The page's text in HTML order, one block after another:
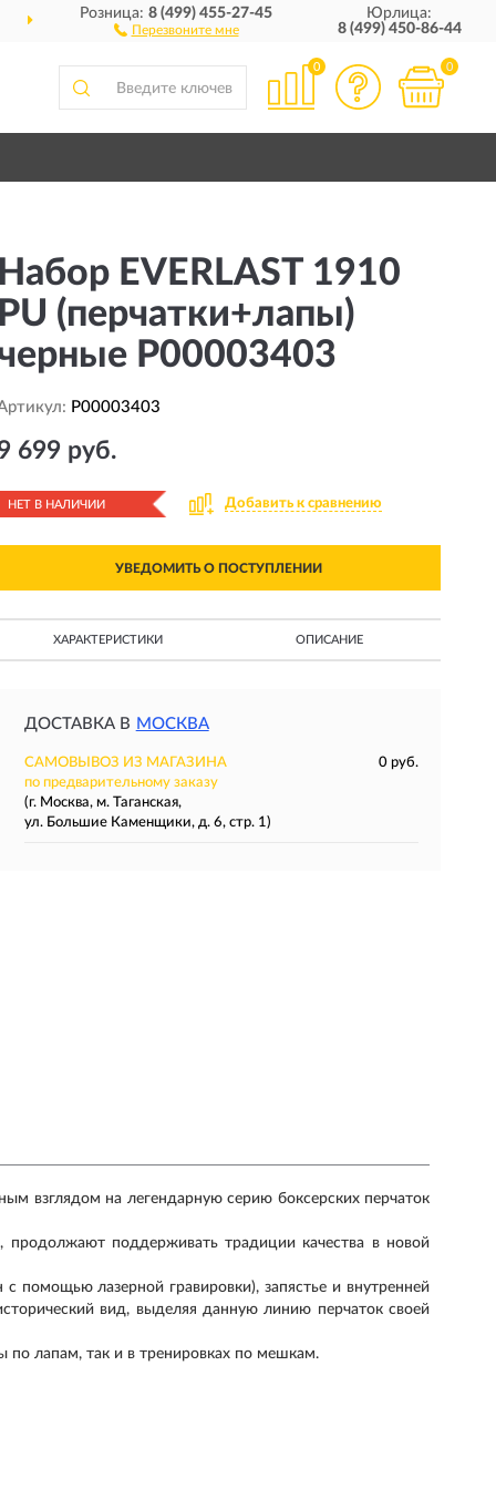
РОССИИ ПОЛНЫЙ
Розница:8 (499) 455-27-45
Перезвоните мне
Юрлица:
8 (499) 450-86-44
0 0
EVERLAST 1910
(перчатки+лапы)
P00003403
P00003403
699 руб.
НЕТ В НАЛИЧИИ Добавить к сравнению
УВЕДОМИТЬ О ПОСТУПЛЕНИИ
ХАРАКТЕРИСТИКИ ОПИСАНИЕ
ДОСТАВКА В МОСКВА
САМОВЫВОЗ ИЗ МАГАЗИНА
0 руб.
по предварительному заказу
(г. Москва, м. Таганская,
ул. Большие Каменщики, д. 6, стр. 1)
взглядом на легендарную серию боксерских перчаток
поддерживать традиции качества в новой
помощью лазерной гравировки), запястье и внутренней
вид, выделяя данную линию перчаток своей
по лапам, так и в тренировках по мешкам.